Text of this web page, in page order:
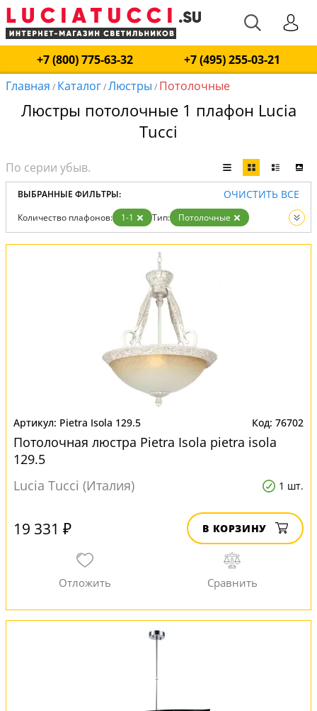
+7 (800) 775-63-32
+7 (495) 255-03-21
Главная / Каталог/Люстры / Потолочные
Люстры потолочные 1 плафон Lucia
Tucci
ВЫБРАННЫЕ ФИЛЬТРЫ: ОЧИСТИТЬ ВСЕ
Количество плафонов: 1-1 Тип:
Потолочные
Вид:
Люстры
Pietra Isola 129.5 76702
Потолочная люстра Pietra Isola pietra isola
129.5
Lucia Tucci (Италия)
1 шт.
19 331 ₽ В КОРЗИНУ